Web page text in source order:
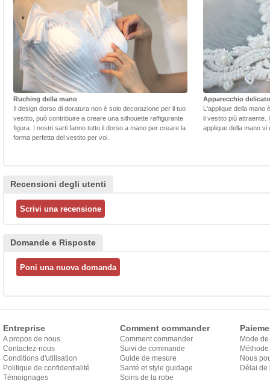
Ruching della mano
Il design dorso di doratura non è solo decorazione per il tuo
vestito, può contribuire a creare una silhouette raffigurante
figura. I nostri sarti fanno tutto il dorso a mano per creare la
forma perfetta del vestito per voi.
Apparecchio delicato
L'applique della
il vestito più attraente.
applique della mano
Recensioni degli utenti
Domande e Risposte
Entreprise
A propos de nous
Contactez-nous
Conditions d'utilisation
Politique de confidentialité
Témoignages
Comment commander
Comment commander
Suivi de commande
Guide de mesure
Santé et style guidage
Soins de la robe
Mode
Nous
Délai de